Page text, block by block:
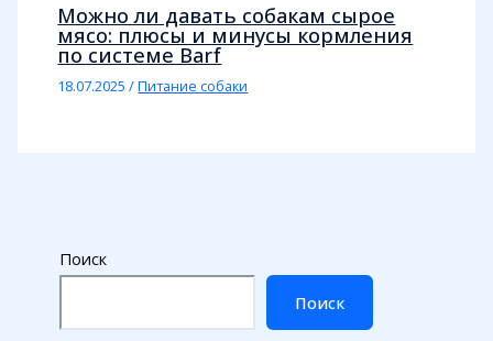
Можно ли давать собакам сырое
мясо: плюсы и минусы кормления
по системе Barf
18.07.2025/Питание собаки
Поиск
Поиск